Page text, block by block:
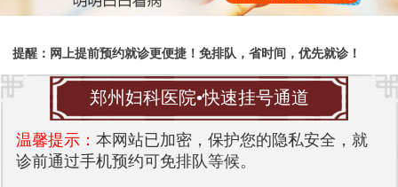
提醒：网上提前预约就诊更便捷！免排队，省时间，优先就诊！
郑州妇科医院•快速挂号通道
温馨提示： 本网站已加密，保护您的隐私安全，就
诊前通过手机预约可免排队等候。